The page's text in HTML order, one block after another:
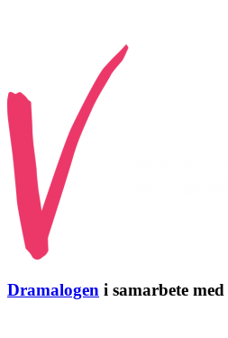
Dramalogen i samarbete med